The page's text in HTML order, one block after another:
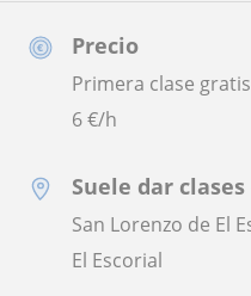
Precio
Primera clase gratis
6€/h
Suele dar clases
San Lorenzo de El
El Escorial